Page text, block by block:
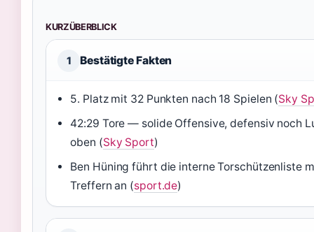
KURZÜBERBLICK
1 Bestätigte Fakten
5. Platz mit 32 Punkten nach 18 Spielen (Sky
42:29 Tore — solide Offensive, defensiv noch
oben (Sky Sport)
Ben Hüning führt die interne Torschützenliste
Treffern an (sport.de)